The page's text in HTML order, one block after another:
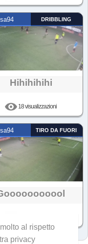
DRIBBLING
Hihihihihi
18 visualizzazioni
TIRO DA FUORI
al rispetto
privacy